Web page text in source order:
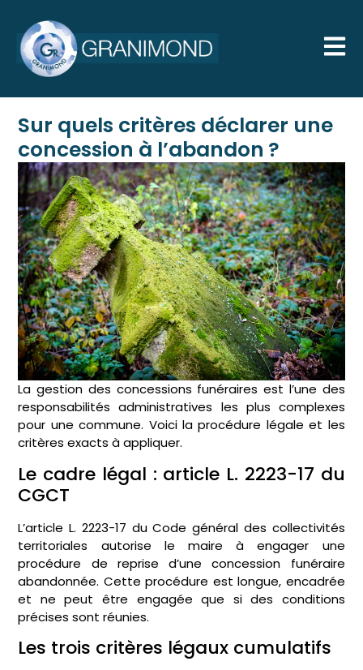
Sur quels critères déclarer une
concession à l’abandon ?
La gestion des concessions funéraires est l’une des
responsabilités administratives les plus complexes
pour une commune. Voici la procédure légale et les
critères exacts à appliquer.
Le cadre légal : article L. 2223-17 du
CGCT
L’article L. 2223-17 du Code général des collectivités
territoriales autorise le maire à engager une
procédure de reprise d’une concession funéraire
abandonnée. Cette procédure est longue, encadrée
et ne peut être engagée que si des conditions
précises sont réunies.
Les trois critères légaux cumulatifs